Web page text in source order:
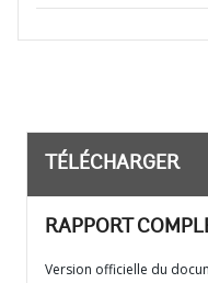
TÉLÉCHARGER
RAPPORT
Version officielle du